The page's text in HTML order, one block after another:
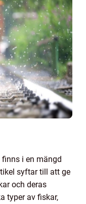
i en mängd
syftar till att ge
och deras
typer av fiskar,